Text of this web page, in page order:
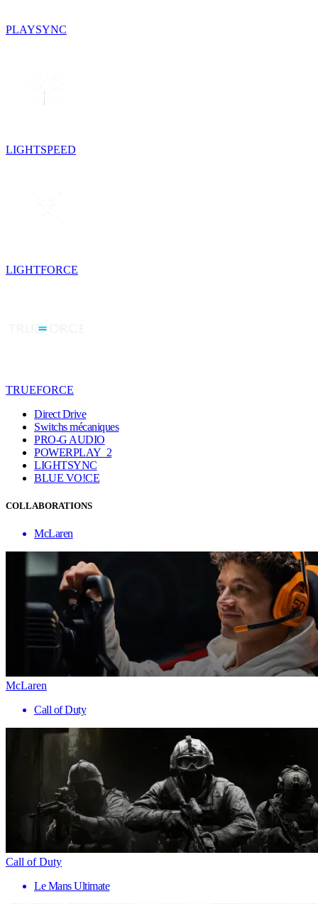
PLAYSYNC
LIGHTSPEED
LIGHTFORCE
TRUEFORCE
Direct Drive
Switchs mécaniques
PRO-G AUDIO
POWERPLAY 2
LIGHTSYNC
BLUE VO!CE
COLLABORATIONS
McLaren
McLaren
Call of Duty
Call of Duty
Le Mans Ultimate